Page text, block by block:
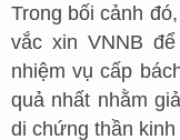
Trong bối cảnh
vắc xin VNNB
nhiệm vụ cấp
quả nhất nhằm
di chứng thần